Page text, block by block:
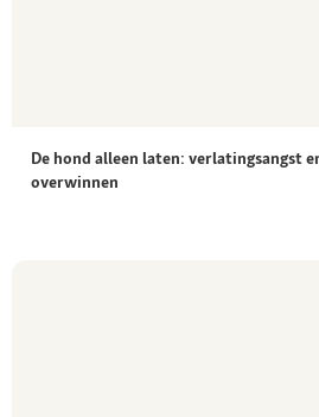
De hond alleen laten: verlatingsangst
overwinnen